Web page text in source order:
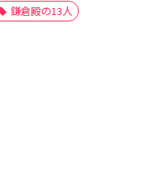
鎌倉殿の13人